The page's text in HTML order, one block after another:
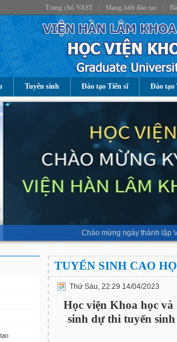
Trang chủ VAST Mạng lưới đào tạo
Tuyển sinh Đào tạo Tiến sĩ Đào tạo
Chào mừng ngày thành lập
TUYỂN SINH CAO
Thứ Sáu, 22:29 14/04/2023
Học viện Khoa học
sinh dự thi tuyển